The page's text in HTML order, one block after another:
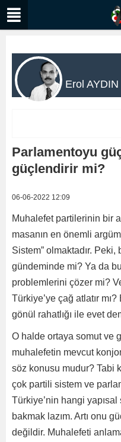
Erol AYDIN
Parlamentoyu
güçlendirir mi?
06-06-2022 12:09
Muhalefet partilerinin bir
masanın en önemli
Sistem” olmaktadır. Peki,
gündeminde mi? Ya da
problemlerini çözer mi?
Türkiye’ye çağ atlatır
gönül rahatlığı ile evet
O halde ortaya somut ve
muhalefetin mevcut
söz konusu mudur? Tabi
çok partili sistem ve
Türkiye’nin hangi
bakmak lazım. Artı onu
değildir. Muhalefeti